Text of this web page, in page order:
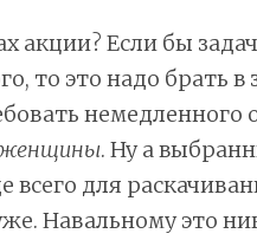
акции? Если бы
то это надо брать
немедленного
. Ну а
для
Навальному это